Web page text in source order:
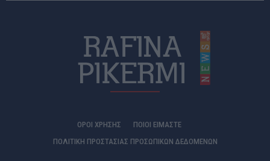
ΟΡΟΙ ΧΡΗΣΗΣ
ΠΟΙΟΊ ΕΊΜΑΣΤΕ
ΠΟΛΙΤΙΚΗ ΠΡΟΣΤΑΣΙΑΣ ΠΡΟΣΩΠΙΚΩΝ ΔΕΔΟΜΕΝΩΝ